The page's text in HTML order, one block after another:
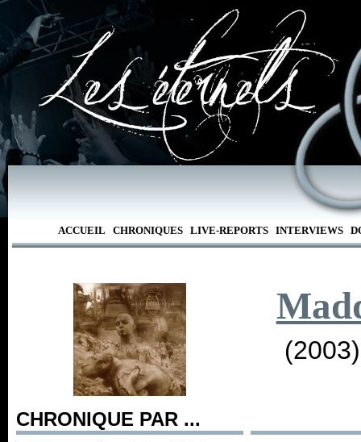
ACCUEIL CHRONIQUES LIVE-REPORTS INTERVIEWS
CHRONIQUE PAR ...